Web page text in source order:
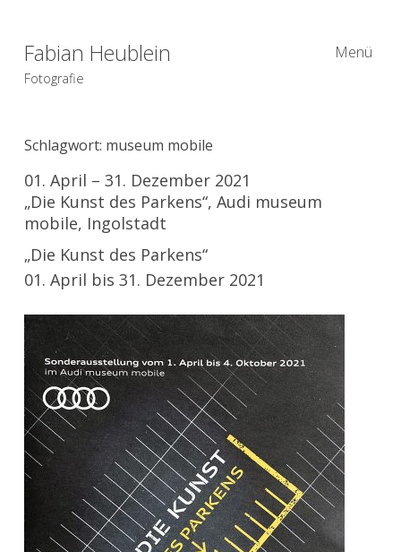
Fabian Heublein
Fotografie
Menü
Schlagwort: museum mobile
01. April – 31. Dezember 2021
„Die Kunst des Parkens“, Audi museum
mobile, Ingolstadt
„Die Kunst des Parkens“
01. April bis 31. Dezember 2021